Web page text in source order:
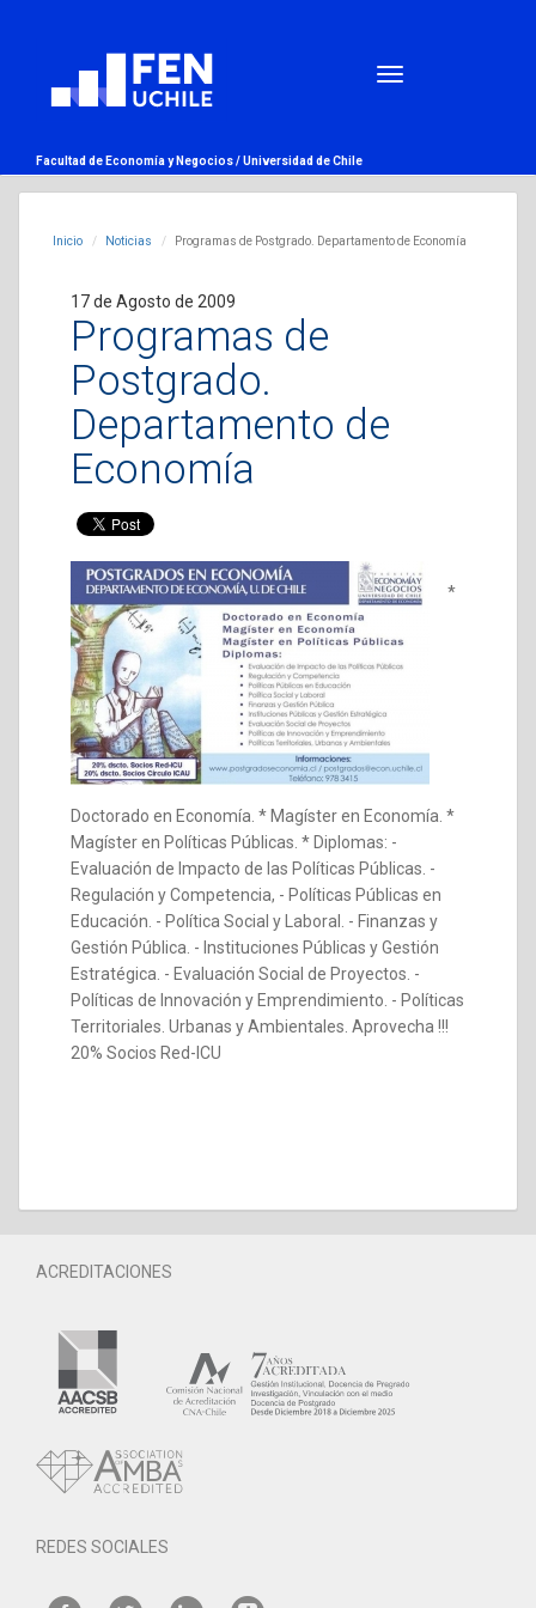
Facultad de Economía y Negocios /Universidad de Chile
Inicio Noticias Programas de Postgrado. Departamento de Economía
17 de Agosto de 2009
Programas de
Postgrado.
Departamento de
Economía
*
Doctorado en Economía. * Magíster en Economía. *
Magíster en Políticas Públicas. * Diplomas: -
Evaluación de Impacto de las Políticas Públicas. -
Regulación y Competencia, - Políticas Públicas en
Educación. - Política Social y Laboral. - Finanzas y
Gestión Pública. - Instituciones Públicas y Gestión
Estratégica. - Evaluación Social de Proyectos. -
Políticas de Innovación y Emprendimiento. - Políticas
Territoriales. Urbanas y Ambientales. Aprovecha !!!
20% Socios Red-ICU
ACREDITACIONES
REDES SOCIALES